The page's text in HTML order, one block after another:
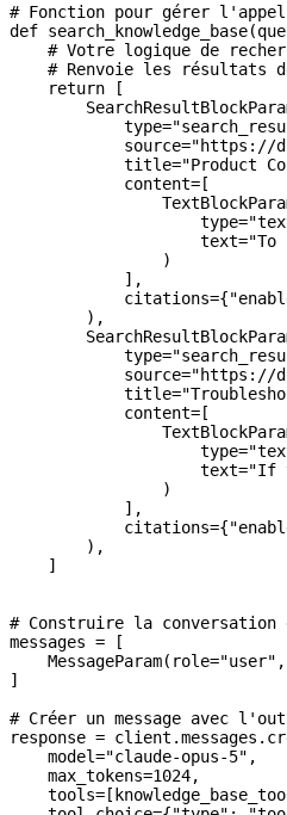
# Fonction pour gérer
def search_knowledge_base(
# Votre logique de
# Renvoie les résultats
    return
[
            type
=
            source
="https://
            title
="Product
            content
=[
                    type
=
                    text
="To
                )
            ],
            citations
={
        ),
            type
=
            source
="https://
            title
=
            content
=[
                    type
=
                    text
="If
                )
            ],
            citations
={
        ),
    ]
# Construire la
messages = [
    MessageParam(
role="user" ,
]
# Créer un message avec
response =
    model
="claude-opus-5" ,
    max_tokens
=1024,
    tools
=